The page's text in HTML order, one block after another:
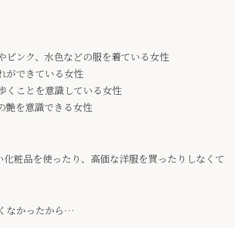
ンク、水色などの服を着ている女性
ができている女性
くことを意識している女性
艶を意識できる女性
粧品を使ったり、高価な洋服を買ったりしなくて
なかったから…